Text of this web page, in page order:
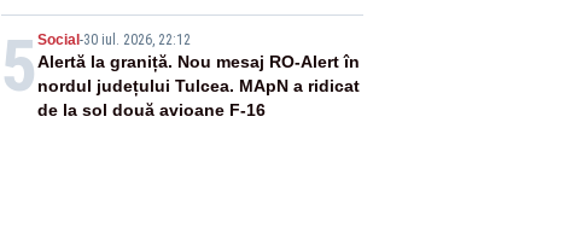
5 Social -30 iul. 2026, 22:12
Alertă la graniță. Nou mesaj RO-Alert în
nordul județului Tulcea. MApN a ridicat
de la sol două avioane F-16